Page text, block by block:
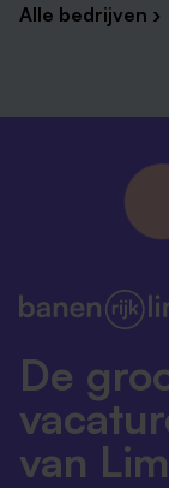
Alle bedrijven ›
De
van